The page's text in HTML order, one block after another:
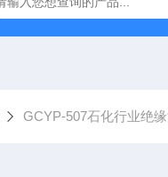
GCYP-507石化行业绝